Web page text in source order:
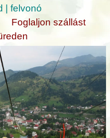
| felvonó
Foglaljon szállást